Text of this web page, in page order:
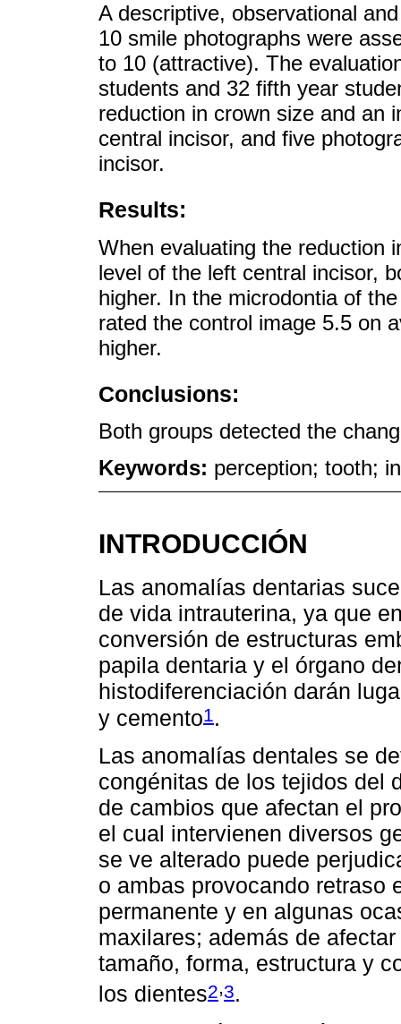
A descriptive, observational
10 smile photographs were
to 10 (attractive). The
students and 32 fifth year
reduction in crown size and an
central incisor, and five
incisor.
Results:
When evaluating the reduction
level of the left central incisor,
higher. In the microdontia of
rated the control image 5.5 on
higher.
Conclusions:
Both groups detected the
Keywords: perception; tooth;
INTRODUCCIÓN
Las anomalías dentarias
de vida intrauterina, ya que
conversión de estructuras
papila dentaria y el órgano
histodiferenciación darán
y cemento1.
Las anomalías dentales se
congénitas de los tejidos del
de cambios que afectan el
el cual intervienen diversos
se ve alterado puede
o ambas provocando retraso
permanente y en algunas
maxilares; además de
tamaño, forma, estructura y
los dientes2,3.